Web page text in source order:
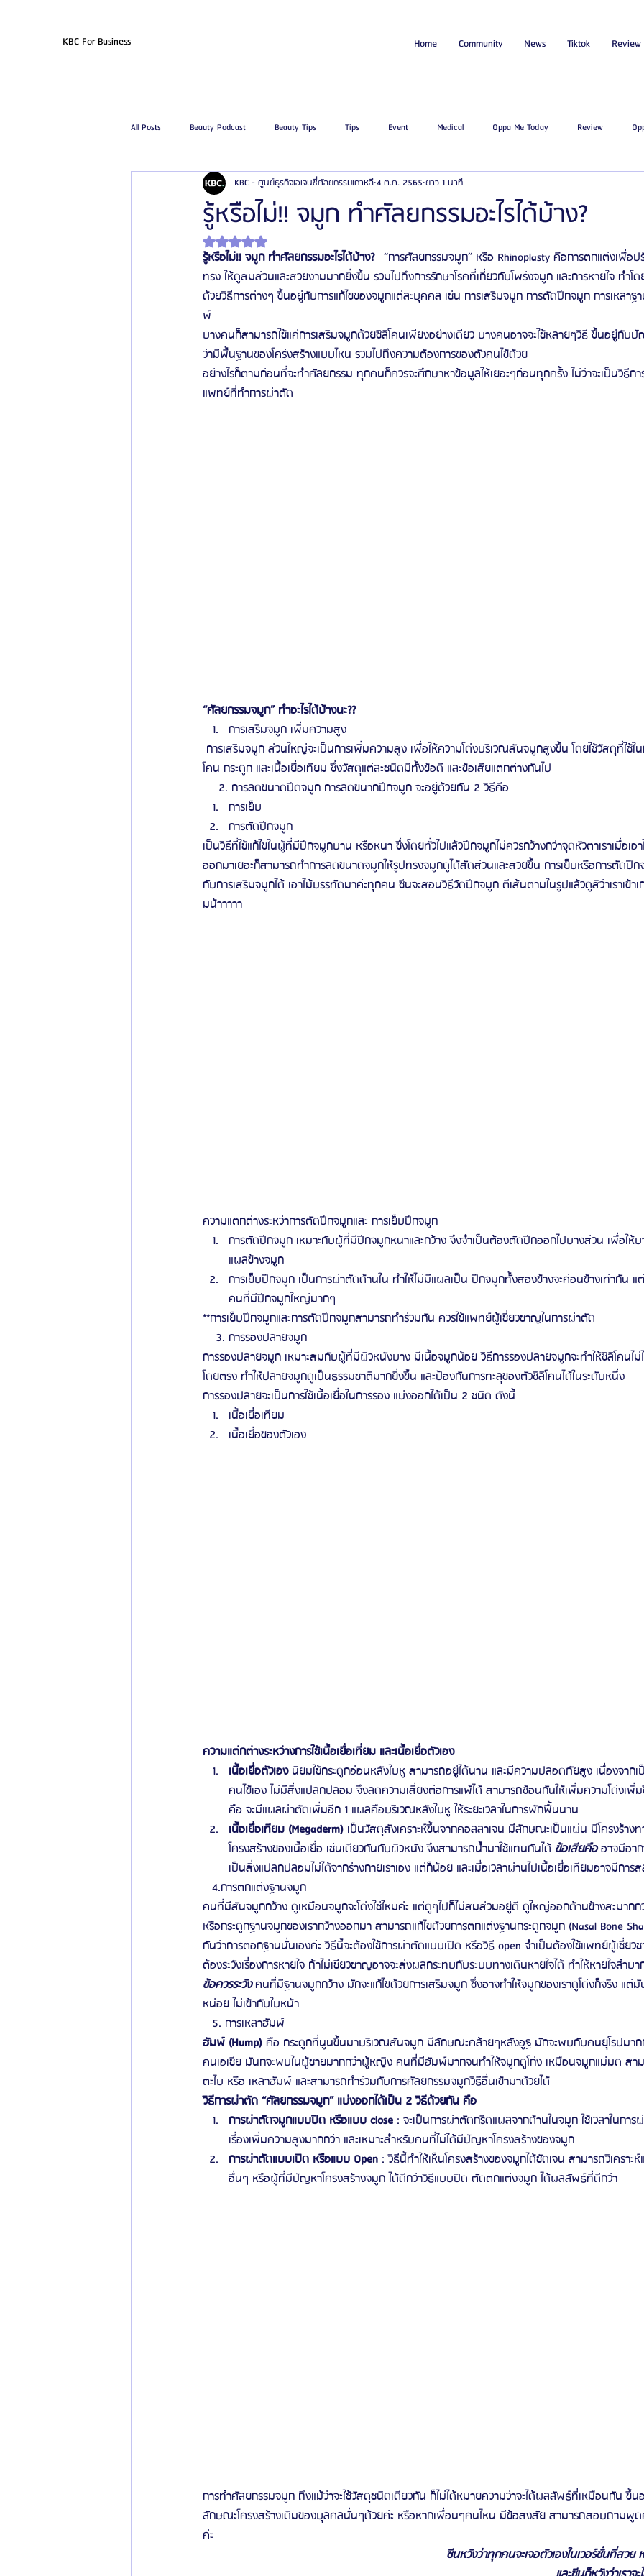
Home Community News Tiktok Review
KBC For Business
All Posts Beauty Podcast Beauty Tips Tips Event Medical Oppa Me Today Review
รีวิวศัลยกรรมฉีดไขมัน รีวิวศัลยกรรมดูดไขมัน โรงพยาบาลศัลยกรรมเอท็อป
โรงพยาบาลศัลยกรรมเฟรช
รีวิวศัลยกรรมผู้ชาย โรงพยาบาลศัลยกรรมมาอิน โรงพยาบาลศัลยกรรมนานะ โรงพยาบาลศัลยกรรมรูบี
ข่าวสารศัลยกรรมเกาหลี รีวิวดูดไขมัน รีวิวดูดไขมันหน้า รีวิวดูดไขมันเหนียง
รู้หรือไม่!! จมูก ทำศัลยกรรมอะไรได้บ้าง?
KBC - ศูนย์ธุรกิจเอเจนซี่ศัลยกรรมเกาหลี4 ต.ค. 2565 ยาว 1 นาที
ได้รับ NaN เต็ม 5 ดาว
รู้หรือไม่!! จมูก ทำศัลยกรรมอะไรได้บ้าง? “การศัลยกรรมจมูก” หรือ Rhinoplasty คือการตกแต่งเพื่อ
ทรง ให้ดูสมส่วนและสวยงามมากยิ่งขึ้น รวมไปถึงการรักษาโรคที่เกี่ยวกับโพร่งจมูก และการหายใจ ทำ
ด้วยวิธีการต่างๆ ขึ้นอยู่กับการแก้ไขของจมูกแต่ละบุคคล เช่น การเสริมจมูก การตัดปีกจมูก การเหลา
พ์
บางคนก็สามารถใช้แค่การเสริมจมูกด้วยซิลิโคนเพียงอย่างเดียว บางคนอาจจะใช้หลายๆวิธี ขึ้นอยู่กับ
ว่ามีพื้นฐานของโคร่งสร้างแบบไหน รวมไปถึงความต้องการของตัวคนไข้ด้วย
อย่างไรก็ตามก่อนที่จะทำศัลยกรรม ทุกคนก็ควรจะศึกษาหาข้อมูลให้เยอะๆก่อนทุกครั้ง ไม่ว่าจะเป็นวิธีก
แพทย์ที่ทำการผ่าตัด
“ศัลยกรรมจมูก” ทำอะไรได้บ้างนะ??
การเสริมจมูก เพิ่มความสูง
โคน กระดูก และเนื้อเยื่อเทียม ซึ่งวัสดุแต่ละชนิดมีทั้งข้อดี และข้อเสียแตกต่างกันไป
2. การลดขนาดปีดจมูก การลดขนากปีกจมูก จะอยู่ด้วยกัน 2 วิธีคือ
การเย็บ
การตัดปีกจมูก
เป็นวิธีที่ใช้แก้ไขในผู้ที่มีปีกจมูกบาน หรือหนา ซึ่งโดยทั่วไปแล้วปีกจมูกไม่ควรกว้างกว่าจุดหัวตาเราเมื่อเอ
ออกมาเยอะก็สามารถทำการลดขนาดจมูกให้รูปทรงจมูกดูได้สัดส่วนและสวยขึ้น การเย็บหรือการตัดปี
กับการเสริมจมูกได้ เอาไม้บรรทัดมาค่ะทุกคน ซีนจะสอนวิธีวัดปีกจมูก ตีเส้นตามในรูปแล้วดูสิว่าเราเข้า
มน้าาาาา
ความแตกต่างระหว่าการตัดปีกจมูกและ การเย็บปีกจมูก
การตัดปีกจมูก เหมาะกับผู้ที่มีปีกจมูกหนาและกว้าง จึงจำเป็นต้องตัดปีกออกไปบางส่วน เพื่อให้
แผลข้างจมูก
การเย็บปีกจมูก เป็นการผ่าตัดด้านใน ทำให้ไม่มีแผลเป็น ปีกจมูกทั้งสองข้างจะค่อนข้างเท่ากัน แ
คนที่มีปีกจมูกใหญ่มากๆ
**การเย็บปีกจมูกและการตัดปีกจมูกสามารถทำร่วมกัน ควรใช้แพทย์ผู้เชี่ยวชาญในการผ่าตัด
3. การรองปลายจมูก
การรองปลายจมูก เหมาะสมกับผู้ที่มีผิวหนังบาง มีเนื้อจมูกน้อย วิธีการรองปลายจมูกจะทำให้ซิลิโคนไ
โดยตรง ทำให้ปลายจมูกดูเป็นธรรมชาติมากยิ่งขึ้น และป้องกันการทะลุของตัวซิลิโคนได้ในระดับหนึ่ง
การรองปลายจะเป็นการใช้เนื้อเยื่อในการรอง แบ่งออกได้เป็น 2 ชนิด ดังนี้
เนื้อเยื่อเทียม
เนื้อเยื่อของตัวเอง
ความแต่กต่างระหว่างการใช้เนื้อเยื่อเที่ยม และเนื้อเยื่อตัวเอง
เนื้อเยื่อตัวเอง นิยมใช้กระดูกอ่อนหลังใบหู สามารถอยู่ได้นาน และมีความปลอดภัยสูง เนื่องจากเ
คนไข้เอง ไม่มีสิ่งแปลกปลอม จึงลดความเสี่ยงต่อการแพ้ได้ สามารถซ้อนกันให้เพิ่มความโด่งเพิ่
คือ จะมีแผลผ่าตัดเพิ่มอีก 1 แผลคือบริเวณหลังใบหู ให้ระยะเวลาในการพักฟื้นนาน
เนื้อเยื่อเทียม (Megaderm) เป็นวัสดุสังเคราะห์ขึ้นจากคอลลาเจน มีลักษณะเป็นแผ่น มีโครงร้างท
โครงสร้างของเนื้อเยื่อ เช่นเดียวกันกับผิวหนัง จึงสามารถน้ำมาใช้แทนกันได้ ข้อเสียคือ อาจมีอาก
เป็นสิ่งแปลกปลอมไม่ได้จากร่างกายเราเอง แต่ก็น้อย และเมื่อเวลาผ่านไปเนื้อเยื่อเทียมอาจมีการ
4.การตกแต่งฐานจมูก
คนที่มีสันจมูกกว้าง ดูเหมือนจมูกจะโด่งใช่ไหมค่ะ แต่ดูๆไปก็ไม่สมส่วมอยู่ดี ดูใหญ่ออกด้านข้างสะมากก
หรือกระดูกฐานจมูกของเรากว้างออกมา สามารถแก้ไขด้วยการตกแต่งฐานกระดูกจมูก (Nasal Bone
กันว่าการตอกฐานนั่นเองค่ะ วิธีนี้จะต้องใช้การผ่าตัดแบบเปิด หรือวิธี open จำเป็นต้องใช้แพทย์ผู้เชี่ยว
ต้องระวังเรื่องการหายใจ ถ้าไม่เชียวชาญอาจจะส่งผลกระทบกับระบบทางเดินหายใจได้ ทำให้หายใจลำบา
ข้อควรระวัง คนที่มีฐานจมูกกว้าง มักจะแก้ไขด้วยการเสริมจมูก ซึ่งอาจทำให้จมูกของเราดูโด่งก็จริง แต่
หน่อย ไม่เข้ากับใบหน้า
5. การเหลาฮัมพ์
ฮัมพ์ (Hump) คือ กระดูกที่นูนขึ้นมาบริเวณสันจมูก มีลักษณะคล้ายๆหลังอูฐ มักจะพบกับคนยุโรปมาก
คนเอเชีย มันกจะพบในผู้ชายมากกว่าผู้หญิง คนที่มีฮัมพ์มากจนทำให้จมูกดูโก่ง เหมือนจมูกแม่มด สาม
ตะไบ หรือ เหลาฮัมพ์ และสามารถทำร่วมกับการศัลยกรรมจมูกวิธีอื่นเข้ามาด้วยได้
วิธีการผ่าตัด “ศัลยกรรมจมูก” แบ่งออกได้เป็น 2 วิธีด้วยกัน คือ
การผ่าตัดจมูกแบบปิด หรือแบบ close : จะเป็นการผ่าตัดกรีดแผลจากด้านในจมูก ใช้เวลาในกา
เรื่องเพิ่มความสูงมากกว่า และเหมาะสำหรับคนที่ไม่ได้มีปัญหาโครงสร้างของจมูก
การผ่าตัดแบบเปิด หรือแบบ Open : วิธีนี้ทำให้เห็นโครงสร้างของจมูกได้ชัดเจน สามารถวิเครา
อื่นๆ หรือผู้ที่มีปัญหาโครงสร้างจมูก ได้ดีกว่าวิธีแบบปิด ตัดตกแต่งจมูก ได้ผลลัพธ์ที่ดีกว่า
การทำศัลยกรรมจมูก ถึงแม้ว่าจะใช้วัสดุชนิดเดียวกัน ก็ไม่ได้หมายความว่าจะได้ผลลัพธ์ที่เหมือนกัน ขึ้
ลักษณะโครงสร้างเดิมของบุลคลนั่นๆด้วยค่ะ หรือหากเพื่อนๆคนไหน มีข้อสงสัย สามารถสอบถามพูด
ค่ะ
ซีนหวังว่าทุกคนจะเจอตัวเองในเวอร์ชั่นที่สว